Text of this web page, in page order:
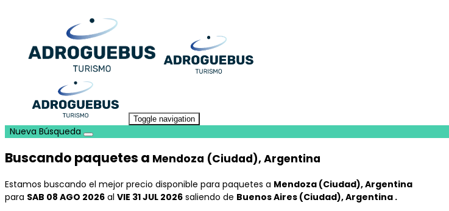
Toggle navigation
Nueva Búsqueda
Buscando paquetes a Mendoza (Ciudad), Argentina
Estamos buscando el mejor precio disponible para paquetes a Mendoza (Ciudad), Argentina
para SAB 08 AGO 2026 al VIE 31 JUL 2026 saliendo de Buenos Aires (Ciudad), Argentina .